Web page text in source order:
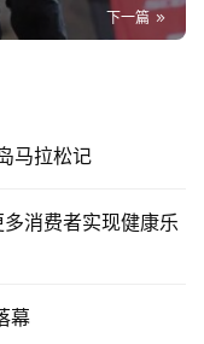
下一篇
马拉松记
消费者实现健康乐
幕